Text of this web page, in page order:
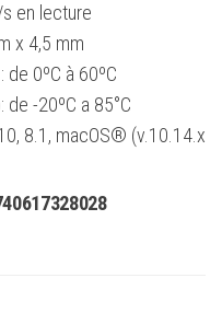
en lecture
x 4,5 mm
0ºC à 60ºC
-20ºC a 85°C
8.1, macOS® (v.10.14.x